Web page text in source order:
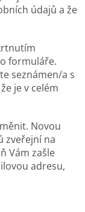
údajů a že
formuláře.
seznámen/a s
je v celém
Novou
zveřejní na
Vám zašle
adresu,